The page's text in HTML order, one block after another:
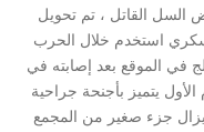
السل القاتل ، تم تحويل
استخدم خلال الحرب
في الموقع بعد إصابته في
يتميز بأجنحة جراحية
جزء صغير من المجمع